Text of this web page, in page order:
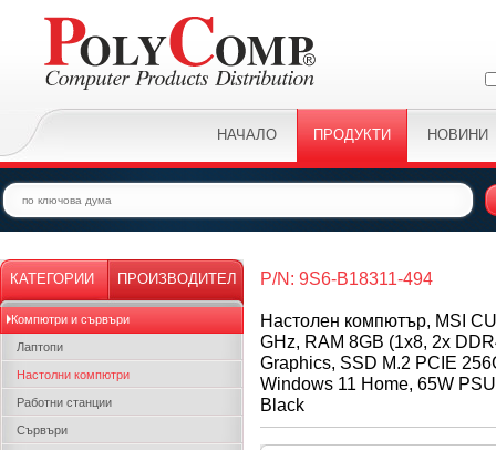
НАЧАЛО ПРОДУКТИ НОВИНИ
КАТЕГОРИИ ПРОИЗВОДИТЕЛ
Компютри и сървъри
Лаптопи
Настолни компютри
Работни станции
Сървъри
P/N: 9S6-B18311-494
Настолен компютър, MSI
GHz, RAM 8GB (1x8, 2x
Graphics, SSD M.2 PCIE
Windows 11 Home, 65W
Black